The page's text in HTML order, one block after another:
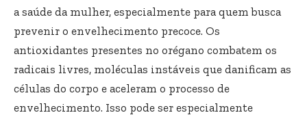
a saúde da mulher, especialmente para quem busca
prevenir o envelhecimento precoce. Os
antioxidantes presentes no orégano combatem os
radicais livres, moléculas instáveis que danificam as
células do corpo e aceleram o processo de
envelhecimento. Isso pode ser especialmente